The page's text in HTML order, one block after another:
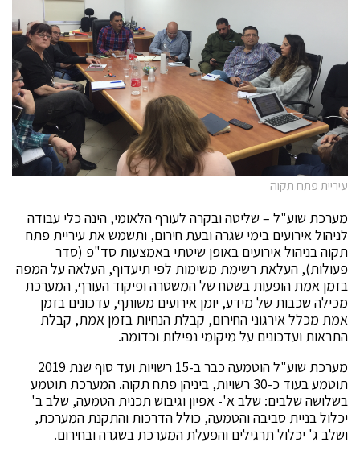
עיריית פתח תקוה
מערכת שוע"ל – שליטה ובקרה לעורף הלאומי, הינה כלי עבודה
לניהול אירועים בימי שגרה ובעת חירום, ותשמש את עיריית פתח
תקוה בניהול אירועים באופן שיטתי באמצעות סד"פ (סדר
פעולות), העלאת רשימת משימות לפי תיעדוף, העלאה על המפה
בזמן אמת הופעות בשטח של המשטרה ופיקוד העורף, המערכת
מכילה שכבות של מידע, יומן אירועים משותף, עדכונים בזמן
אמת מכלל אירגוני החירום, קבלת הנחיות בזמן אמת, קבלת
התראות ועדכונים על מיקומי נפילות וכדומה.
מערכת שוע"ל הוטמעה כבר ב-15 רשויות ועד סוף שנת 2019
תוטמע בעוד כ-30 רשויות, ביניהן פתח תקוה. המערכת תוטמע
בשלושה שלבים: שלב א'- אפיון וגיבוש תכנית הטמעה, שלב ב'
יכלול בניית סביבה והטמעה, כולל הדרכות והתקנת המערכת,
ושלב ג' יכלול תרגילים והפעלת המערכת בשגרה ובחירום.